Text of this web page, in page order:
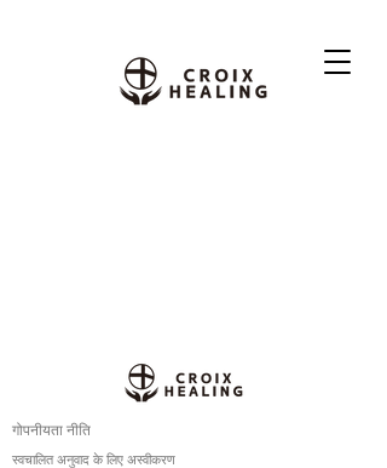
गोपनीयता नीति
स्वचालित अनुवाद के लिए अस्वीकरण